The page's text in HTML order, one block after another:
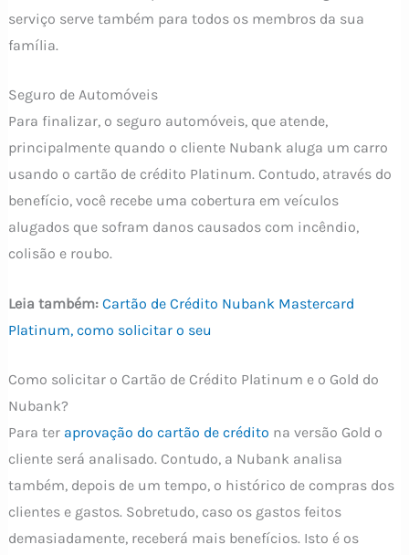
serviço serve também para todos os membros da sua
família.
Seguro de Automóveis
Para finalizar, o seguro automóveis, que atende,
principalmente quando o cliente Nubank aluga um carro
usando o cartão de crédito Platinum. Contudo, através do
benefício, você recebe uma cobertura em veículos
alugados que sofram danos causados com incêndio,
colisão e roubo.
Leia também: Cartão de Crédito Nubank Mastercard
Platinum, como solicitar o seu
Como solicitar o Cartão de Crédito Platinum e o Gold do
Nubank?
Para ter aprovação do cartão de crédito na versão Gold o
cliente será analisado. Contudo, a Nubank analisa
também, depois de um tempo, o histórico de compras dos
clientes e gastos. Sobretudo, caso os gastos feitos
demasiadamente, receberá mais benefícios. Isto é os